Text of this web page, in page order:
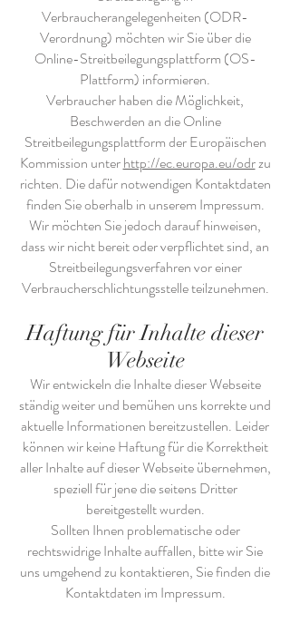
Verbraucherangelegenheiten (ODR-
Verordnung) möchten wir Sie über die
Online-Streitbeilegungsplattform (OS-
Plattform) informieren.
Verbraucher haben die Möglichkeit,
Beschwerden an die Online
Streitbeilegungsplattform der Europäischen
Kommission unterhttp://ec.europa.eu/odrzu
richten. Die dafür notwendigen Kontaktdaten
finden Sie oberhalb in unserem Impressum.
Wir möchten Sie jedoch darauf hinweisen,
dass wir nicht bereit oder verpflichtet sind, an
Streitbeilegungsverfahren vor einer
Verbraucherschlichtungsstelle teilzunehmen.
Haftung für Inhalte dieser
Webseite
Wir entwickeln die Inhalte dieser Webseite
ständig weiter und bemühen uns korrekte und
aktuelle Informationen bereitzustellen. Leider
können wir keine Haftung für die Korrektheit
aller Inhalte auf dieser Webseite übernehmen,
speziell für jene die seitens Dritter
bereitgestellt wurden.
Sollten Ihnen problematische oder
rechtswidrige Inhalte auffallen, bitte wir Sie
uns umgehend zu kontaktieren, Sie finden die
Kontaktdaten im Impressum.